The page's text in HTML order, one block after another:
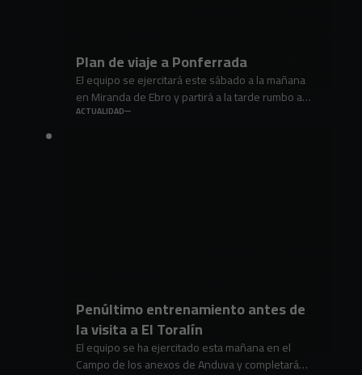
Plan de viaje a Ponferrada
El equipo se ejercitará este sábado a la mañana
en Miranda de Ebro y partirá a la tarde rumbo a
Ponferrada.
ACTUALIDAD
Penúltimo entrenamiento antes de
la visita a El Toralín
El equipo se ha ejercitado esta mañana en el
Campo de los anexos de Anduva y completará